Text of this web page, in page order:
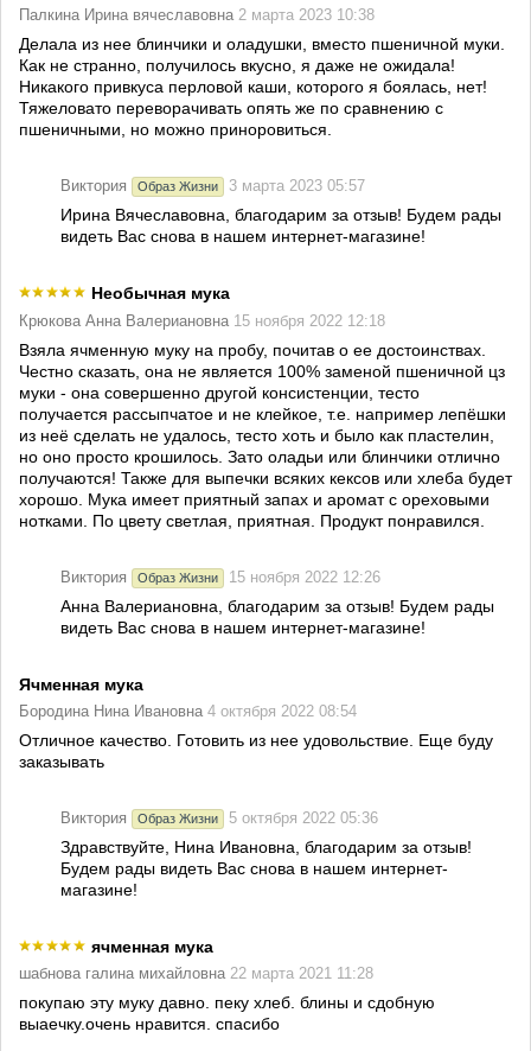
Палкина Ирина вячеславовна 2 марта 2023 10:38
Делала из нее блинчики и оладушки, вместо пшеничной муки.
Как не странно, получилось вкусно, я даже не ожидала!
Никакого привкуса перловой каши, которого я боялась, нет!
Тяжеловато переворачивать опять же по сравнению с
пшеничными, но можно приноровиться.
Виктория Образ Жизни 3 марта 2023 05:57
Ирина Вячеславовна, благодарим за отзыв! Будем рады
видеть Вас снова в нашем интернет-магазине!
Необычная мука
Крюкова Анна Валериановна 15 ноября 2022 12:18
Взяла ячменную муку на пробу, почитав о ее достоинствах.
Честно сказать, она не является 100% заменой пшеничной цз
муки - она совершенно другой консистенции, тесто
получается рассыпчатое и не клейкое, т.е. например лепёшки
из неё сделать не удалось, тесто хоть и было как пластелин,
но оно просто крошилось. Зато оладьи или блинчики отлично
получаются! Также для выпечки всяких кексов или хлеба будет
хорошо. Мука имеет приятный запах и аромат с ореховыми
нотками. По цвету светлая, приятная. Продукт понравился.
Виктория Образ Жизни 15 ноября 2022 12:26
Анна Валериановна, благодарим за отзыв! Будем рады
видеть Вас снова в нашем интернет-магазине!
Ячменная мука
Бородина Нина Ивановна 4 октября 2022 08:54
Отличное качество. Готовить из нее удовольствие. Еще буду
заказывать
Виктория Образ Жизни 5 октября 2022 05:36
Здравствуйте, Нина Ивановна, благодарим за отзыв!
Будем рады видеть Вас снова в нашем интернет-
магазине!
ячменная мука
шабнова галина михайловна 22 марта 2021 11:28
покупаю эту муку давно. пеку хлеб. блины и сдобную
выаечку.очень нравится. спасибо